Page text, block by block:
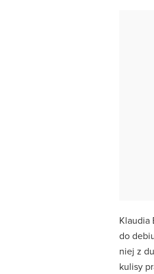
Klaudia
do
niej z
kulisy